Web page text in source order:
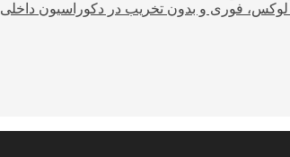
لوکس، فوری و بدون تخریب در دکوراسیون داخلی